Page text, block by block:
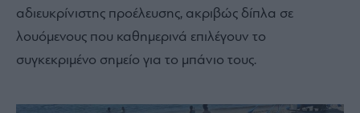
αδιευκρίνιστης προέλευσης, ακριβώς δίπλα σε
λουόμενους που καθημερινά επιλέγουν το
συγκεκριμένο σημείο για το μπάνιο τους.